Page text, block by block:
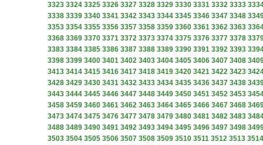
3323 3324 3325 3326 3327 3328 3329 3330 3331 3332 3333
3338 3339 3340 3341 3342 3343 3344 3345 3346 3347 3348
3353 3354 3355 3356 3357 3358 3359 3360 3361 3362 3363
3368 3369 3370 3371 3372 3373 3374 3375 3376 3377 3378
3383 3384 3385 3386 3387 3388 3389 3390 3391 3392 3393
3398 3399 3400 3401 3402 3403 3404 3405 3406 3407 3408
3413 3414 3415 3416 3417 3418 3419 3420 3421 3422 3423
3428 3429 3430 3431 3432 3433 3434 3435 3436 3437 3438
3443 3444 3445 3446 3447 3448 3449 3450 3451 3452 3453
3458 3459 3460 3461 3462 3463 3464 3465 3466 3467 3468
3473 3474 3475 3476 3477 3478 3479 3480 3481 3482 3483
3488 3489 3490 3491 3492 3493 3494 3495 3496 3497 3498
3503 3504 3505 3506 3507 3508 3509 3510 3511 3512 3513 3514